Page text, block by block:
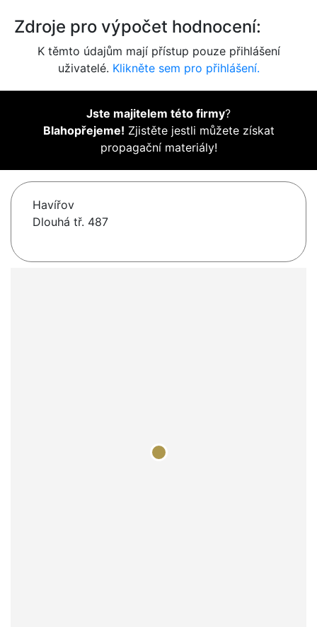
Zdroje pro výpočet hodnocení:
K těmto údajům mají přístup pouze přihlášení
uživatelé. Klikněte sem pro přihlášení.
Jste majitelem této firmy?
Blahopřejeme! Zjistěte jestli můžete získat
propagační materiály!
Havířov
Dlouhá tř. 487